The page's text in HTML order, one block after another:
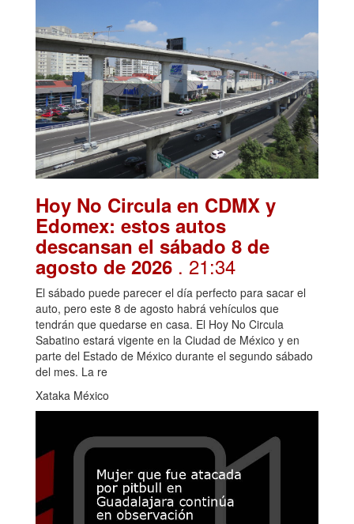
Hoy No Circula en CDMX y
Edomex: estos autos
descansan el sábado 8 de
agosto de 2026 . 21:34
El sábado puede parecer el día perfecto para sacar el
auto, pero este 8 de agosto habrá vehículos que
tendrán que quedarse en casa. El Hoy No Circula
Sabatino estará vigente en la Ciudad de México y en
parte del Estado de México durante el segundo sábado
del mes. La re
Xataka México